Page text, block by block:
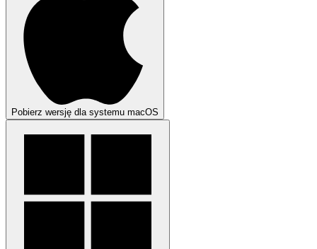
Pobierz wersję dla systemu macOS